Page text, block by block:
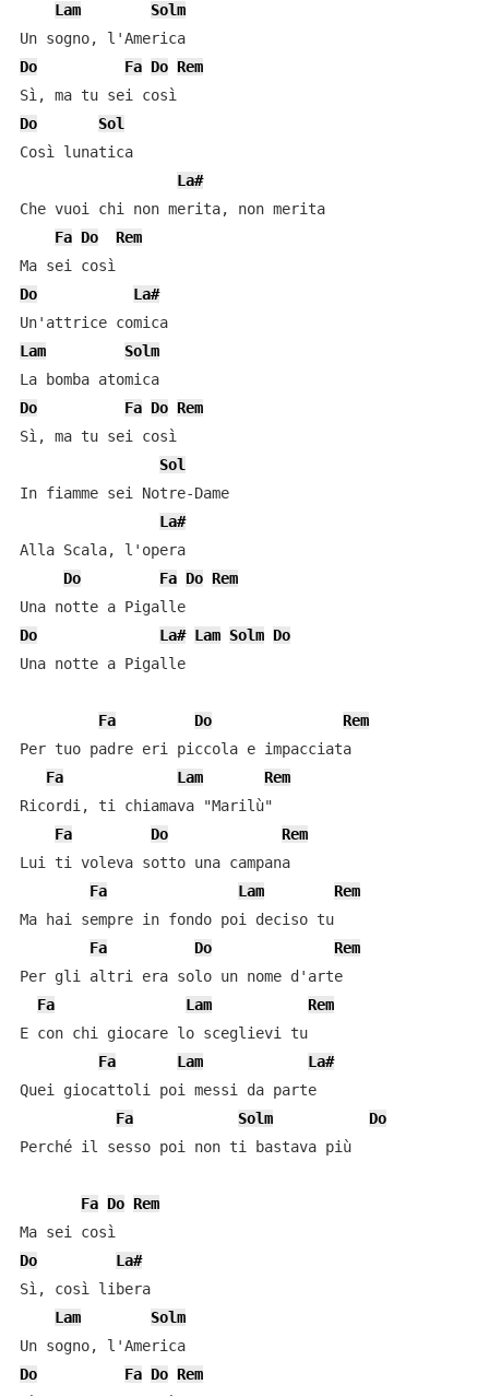
Lam
Solm
Un sogno, l'America
Do
Fa Do Rem
Do
Sol
Così lunatica
La#
Che vuoi chi non merita, non merita
Fa Do
Rem
Do
La#
Un'attrice comica
Lam
Solm
La bomba atomica
Do
Fa Do Rem
Sì, ma tu sei così
Sol
In fiamme sei Notre-Dame
La#
Alla Scala, l'opera
Do
Fa Do Rem
Una notte a Pigalle
Do
La# Lam Solm Do
Una notte a Pigalle
Fa Do
Rem
Per tuo padre eri piccola e impacciata
Fa
Lam
Rem
Ricordi, ti chiamava "Marilù"
Fa
Do
Rem
Lui ti voleva sotto una campana
Fa
Lam
Rem
Ma hai sempre in fondo poi deciso tu
Fa
Do
Rem
Per gli altri era solo un nome d'arte
Fa
Lam
Rem
E con chi giocare lo sceglievi tu
Fa
Lam
La#
Quei giocattoli poi messi da parte
Fa
Solm
Do
Perché il sesso poi non ti bastava più
Fa Do Rem
Do
La#
Sì, così libera
Lam
Solm
Un sogno, l'America
Do
Fa Do Rem